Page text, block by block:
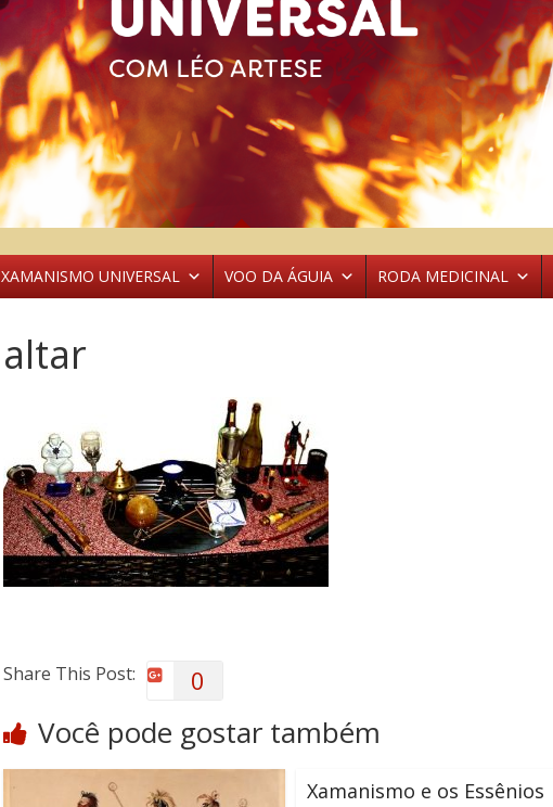
XAMANISMO UNIVERSAL VOO DA ÁGUIA RODA MEDICINAL
altar
Share This Post: 0
Você pode gostar também
Xamanismo e os Essênios